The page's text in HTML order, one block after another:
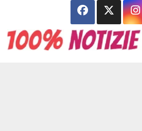
contenuto